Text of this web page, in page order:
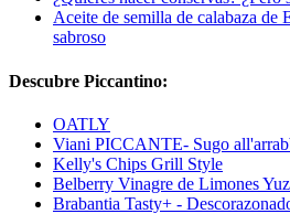
Aceite de semilla de calabaza de
sabroso
Descubre Piccantino:
OATLY
Viani PICCANTE- Sugo
Kelly's Chips Grill Style
Belberry Vinagre de Limones
Brabantia Tasty+ -